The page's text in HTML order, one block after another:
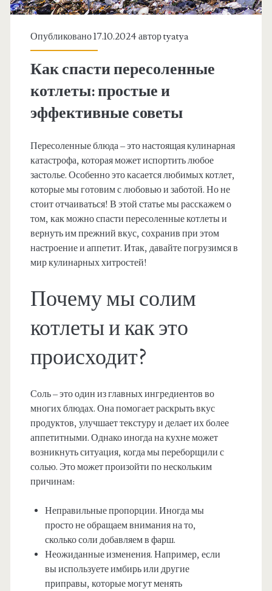
Опубликовано 17.10.2024 авторtyatya
Как спасти пересоленные
котлеты: простые и
эффективные советы
Пересоленные блюда – это настоящая кулинарная
катастрофа, которая может испортить любое
застолье. Особенно это касается любимых котлет,
которые мы готовим с любовью и заботой. Но не
стоит отчаиваться! В этой статье мы расскажем о
том, как можно спасти пересоленные котлеты и
вернуть им прежний вкус, сохранив при этом
настроение и аппетит. Итак, давайте погрузимся в
мир кулинарных хитростей!
Почему мы солим
котлеты и как это
происходит?
Соль – это один из главных ингредиентов во
многих блюдах. Она помогает раскрыть вкус
продуктов, улучшает текстуру и делает их более
аппетитными. Однако иногда на кухне может
возникнуть ситуация, когда мы переборщили с
солью. Это может произойти по нескольким
причинам:
Неправильные пропорции. Иногда мы
просто не обращаем внимания на то,
сколько соли добавляем в фарш.
Неожиданные изменения. Например, если
вы используете имбирь или другие
приправы, которые могут менять